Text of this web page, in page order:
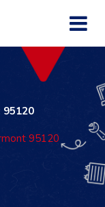
95120
95120